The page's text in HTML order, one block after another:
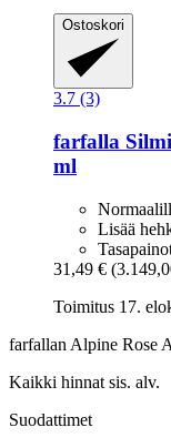
Ostoskori
3.7 (3)
farfalla
ml
Lisää
31,49 €
Toimitus 17.
farfallan Alpine Rose
Kaikki hinnat sis. alv.
Suodattimet